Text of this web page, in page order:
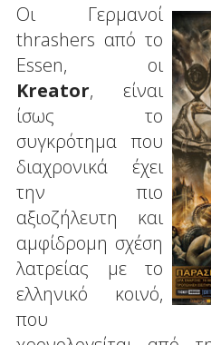
Οι Γερμανοί
thrashers από το
Essen, οι
Kreator, είναι
ίσως το
συγκρότημα που
διαχρονικά έχει
την πιο
αξιοζήλευτη και
αμφίδρομη σχέση
λατρείας με το
ελληνικό κοινό,
που